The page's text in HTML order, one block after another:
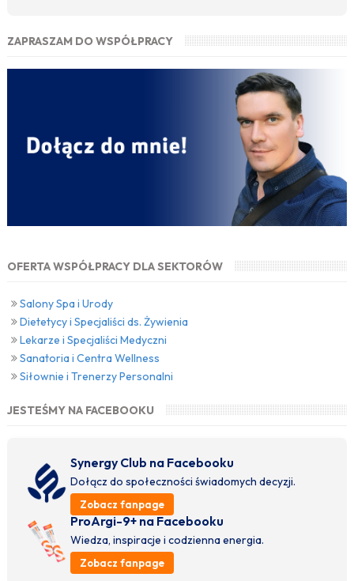
ZAPRASZAM DO WSPÓŁPRACY
OFERTA WSPÓŁPRACY DLA SEKTORÓW
Salony Spa i Urody
Dietetycy i Specjaliści ds. Żywienia
Lekarze i Specjaliści Medyczni
Sanatoria i Centra Wellness
Siłownie i Trenerzy Personalni
JESTEŚMY NA FACEBOOKU
Synergy Club na Facebooku
Dołącz do społeczności świadomych decyzji.
Zobacz fanpage
ProArgi-9+ na Facebooku
Wiedza, inspiracje i codzienna energia.
Zobacz fanpage